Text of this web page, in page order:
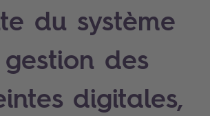
du système
des
digitales,